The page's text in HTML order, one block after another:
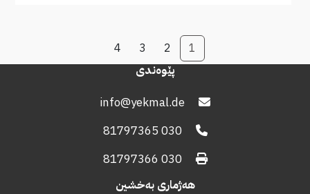
1
2
3
4
پێوەندی
info@yekmal.de
هەژماری بەخشین